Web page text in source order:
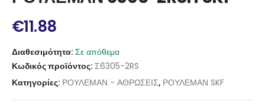
€11.88
Διαθεσιμότητα: Σε απόθεμα
Κωδικός προϊόντος: Σ6305-2RS
Κατηγορίες: ΡΟΥΛΕΜΑΝ - ΑΘΡΩΣΕΙΣ, ΡΟΥΛΕΜΑΝ SKF